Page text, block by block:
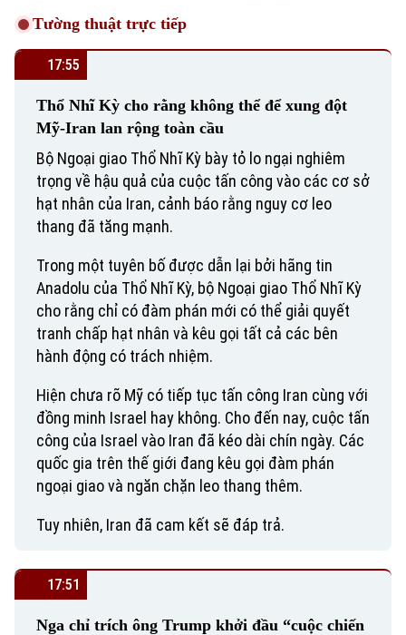
Tường thuật trực tiếp
17:55
Thổ Nhĩ Kỳ cho rằng không thể để xung đột
Mỹ-Iran lan rộng toàn cầu
Bộ Ngoại giao Thổ Nhĩ Kỳ bày tỏ lo ngại nghiêm
trọng về hậu quả của cuộc tấn công vào các cơ sở
hạt nhân của Iran, cảnh báo rằng nguy cơ leo
thang đã tăng mạnh.
Trong một tuyên bố được dẫn lại bởi hãng tin
Anadolu của Thổ Nhĩ Kỳ, bộ Ngoại giao Thổ Nhĩ Kỳ
cho rằng chỉ có đàm phán mới có thể giải quyết
tranh chấp hạt nhân và kêu gọi tất cả các bên
hành động có trách nhiệm.
Hiện chưa rõ Mỹ có tiếp tục tấn công Iran cùng với
đồng minh Israel hay không. Cho đến nay, cuộc tấn
công của Israel vào Iran đã kéo dài chín ngày. Các
quốc gia trên thế giới đang kêu gọi đàm phán
ngoại giao và ngăn chặn leo thang thêm.
Tuy nhiên, Iran đã cam kết sẽ đáp trả.
17:51
Nga chỉ trích ông Trump khởi đầu “cuộc chiến